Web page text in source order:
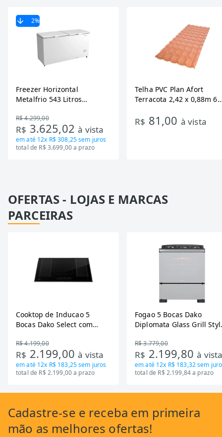
2%
Freezer Horizontal
Metalfrio 543 Litros
Tecnologia Inverter, Branco,
Bivolt
R$ 4.299,00
R$ 3.625,02à vista
em até 12x R$ 308,25sem juros
total de R$ 3.699,00 a prazo
Telha PVC Plan Afort
Terracota 2,42 x 0,88m 6
R$ 81,00 à vista
OFERTAS - LOJAS E MARCAS
PARCEIRAS
Cooktop de Inducao 5
Bocas Dako Select com
R$ 4.199,00
R$ 2.199,00à vista
em até 12x R$ 183,25sem juros
total de R$ 2.199,00 a prazo
Fogao 5 Bocas Dako
Diplomata Glass Grill
R$ 3.779,00
R$ 2.199,80à
em até 12x R$ 183,32sem
total de R$ 2.199,84 a prazo
Cadastre-se e receba em primeira
mão as melhores ofertas!